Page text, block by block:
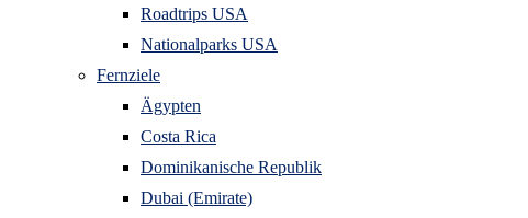
Roadtrips USA
Nationalparks USA
Fernziele
Ägypten
Costa Rica
Dominikanische Republik
Dubai (Emirate)